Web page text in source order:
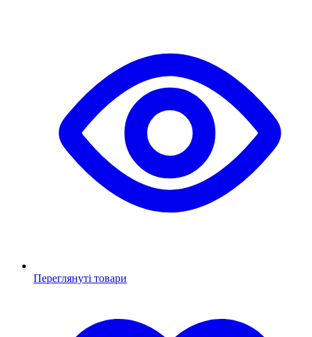
Переглянуті товари